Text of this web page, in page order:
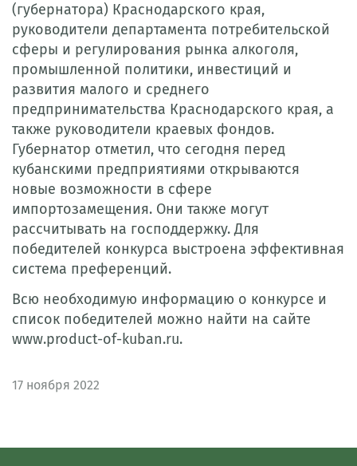
(губернатора) Краснодарского края,
руководители департамента потребительской
сферы и регулирования рынка алкоголя,
промышленной политики, инвестиций и
развития малого и среднего
предпринимательства Краснодарского края, а
также руководители краевых фондов.
Губернатор отметил, что сегодня перед
кубанскими предприятиями открываются
новые возможности в сфере
импортозамещения. Они также могут
рассчитывать на господдержку. Для
победителей конкурса выстроена эффективная
система преференций.
Всю необходимую информацию о конкурсе и
список победителей можно найти на сайте
www.product-of-kuban.ru.
17 ноября 2022